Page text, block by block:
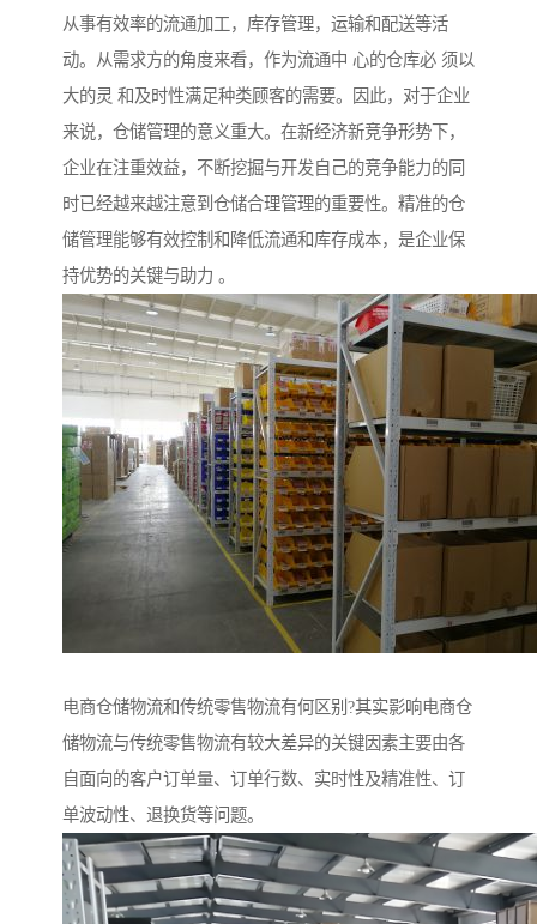
从事有效率的流通加工，库存管理，运输和配送等活
动。从需求方的角度来看，作为流通中 心的仓库必 须以
大的灵 和及时性满足种类顾客的需要。因此，对于企业
来说，仓储管理的意义重大。在新经济新竞争形势下，
企业在注重效益，不断挖掘与开发自己的竞争能力的同
时已经越来越注意到仓储合理管理的重要性。精准的仓
储管理能够有效控制和降低流通和库存成本，是企业保
持优势的关键与助力 。
电商仓储物流和传统零售物流有何区别?其实影响电商仓
储物流与传统零售物流有较大差异的关键因素主要由各
自面向的客户订单量、订单行数、实时性及精准性、订
单波动性、退换货等问题。